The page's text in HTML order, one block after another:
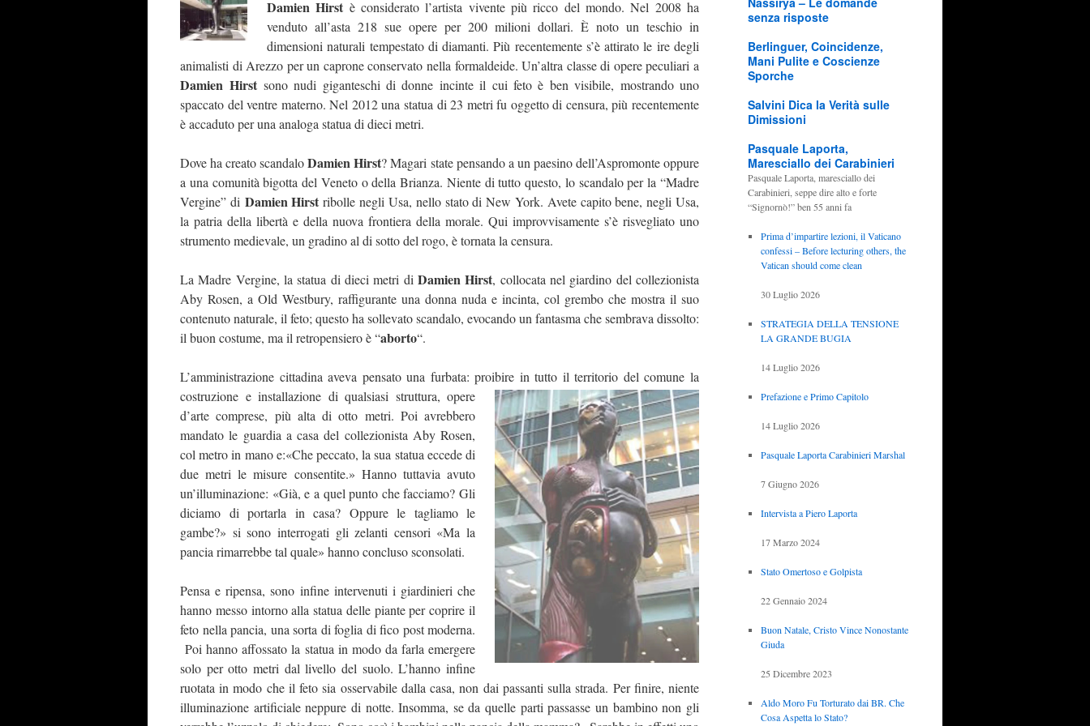
Damien Hirst è considerato l’artista vivente più ricco del mondo. Nel 2008 ha
venduto all’asta 218 sue opere per 200 milioni dollari. È noto un teschio in
dimensioni naturali tempestato di diamanti. Più recentemente s’è attirato le ire degli
animalisti di Arezzo per un caprone conservato nella formaldeide. Un’altra classe di opere peculiari a
Damien Hirst sono nudi giganteschi di donne incinte il cui feto è ben visibile, mostrando uno
spaccato del ventre materno. Nel 2012 una statua di 23 metri fu oggetto di censura, più recentemente
è accaduto per una analoga statua di dieci metri.
Dove ha creato scandaloDamien Hirst? Magari state pensando a un paesino dell’Aspromonte oppure
a una comunità bigotta del Veneto o della Brianza. Niente di tutto questo, lo scandalo per la “Madre
Vergine” di Damien Hirst ribolle negli Usa, nello stato di New York. Avete capito bene, negli Usa,
la patria della libertà e della nuova frontiera della morale. Qui improvvisamente s’è risvegliato uno
strumento medievale, un gradino al di sotto del rogo, è tornata la censura.
La Madre Vergine, la statua di dieci metri di Damien Hirst, collocata nel giardino del collezionista
Aby Rosen, a Old Westbury, raffigurante una donna nuda e incinta, col grembo che mostra il suo
contenuto naturale, il feto; questo ha sollevato scandalo, evocando un fantasma che sembrava dissolto:
il buon costume, ma il retropensiero è “aborto“.
L’amministrazione cittadina aveva pensato una furbata: proibire in tutto il territorio del comune la
costruzione e installazione di qualsiasi struttura, opere
d’arte comprese, più alta di otto metri. Poi avrebbero
mandato le guardia a casa del collezionista Aby Rosen,
col metro in mano e:«Che peccato, la sua statua eccede di
due metri le misure consentite.» Hanno tuttavia avuto
un’illuminazione: «Già, e a quel punto che facciamo? Gli
diciamo di portarla in casa? Oppure le tagliamo le
gambe?» si sono interrogati gli zelanti censori «Ma la
pancia rimarrebbe tal quale» hanno concluso sconsolati.
Pensa e ripensa, sono infine intervenuti i giardinieri che
hanno messo intorno alla statua delle piante per coprire il
feto nella pancia, una sorta di foglia di fico post moderna.
Poi hanno affossato la statua in modo da farla emergere
solo per otto metri dal livello del suolo. L’hanno infine
ruotata in modo che il feto sia osservabile dalla casa, non dai passanti sulla strada. Per finire, niente
illuminazione artificiale neppure di notte. Insomma, se da quelle parti passasse un bambino non gli
senza risposte
Berlinguer, Coincidenze,
Mani Pulite e Coscienze
Sporche
Salvini Dica la Verità sulle
Dimissioni
Pasquale Laporta,
Maresciallo dei Carabinieri
Pasquale Laporta, maresciallo dei
Carabinieri, seppe dire alto e forte
“Signornò!” ben 55 anni fa
Prima d’impartire lezioni, il Vaticano
confessi – Before lecturing others, the
Vatican should come clean
30 Luglio 2026
STRATEGIA DELLA TENSIONE
LA GRANDE BUGIA
14 Luglio 2026
Prefazione e Primo Capitolo
14 Luglio 2026
Pasquale Laporta Carabinieri Marshal
7 Giugno 2026
Intervista a Piero Laporta
17 Marzo 2024
Stato Omertoso e Golpista
22 Gennaio 2024
Buon Natale, Cristo Vince Nonostante
Giuda
25 Dicembre 2023
Aldo Moro Fu Torturato dai BR. Che
Cosa Aspetta lo Stato?